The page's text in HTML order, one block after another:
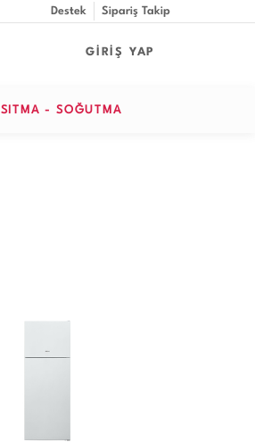
Destek Sipariş Takip
GİRİŞ YAP
ISITMA - SOĞUTMA